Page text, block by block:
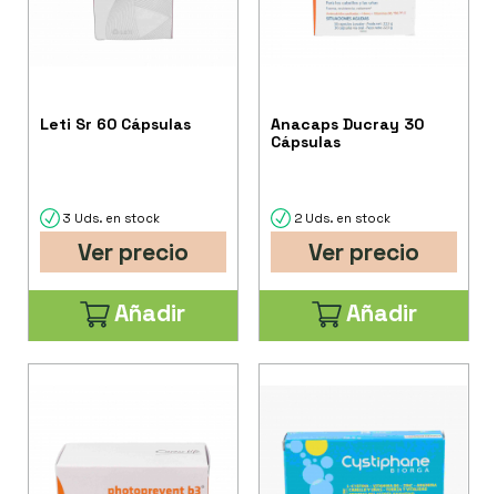
Leti Sr 60 Cápsulas
3 Uds. en stock
Ver precio
Añadir
Anacaps Ducray 30
Cápsulas
2 Uds. en stock
Ver precio
Añadir